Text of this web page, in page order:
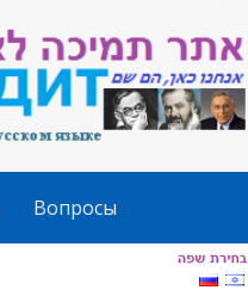
Вопросы